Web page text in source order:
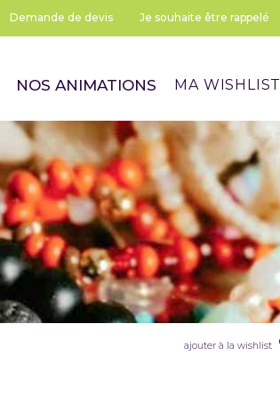
Demande de devis Je souhaite être rappelé
NOS ANIMATIONS MA WISHLIST
ajouter à la wishlist